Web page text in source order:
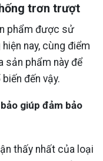
trơn trượt
phẩm được sử
nay, cùng điểm
sản phẩm này để
đến vậy.
giúp đảm bảo
thấy nhất của loại